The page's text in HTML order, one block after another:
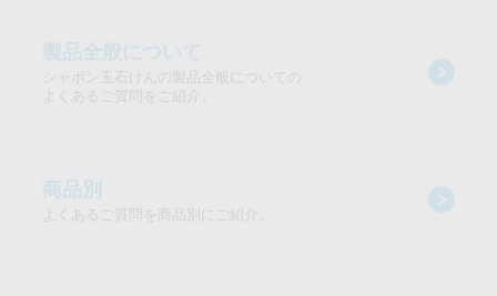
製品全般について
シャボン玉石けんの製品全般についての
よくあるご質問をご紹介。
商品別
よくあるご質問を商品別にご紹介。